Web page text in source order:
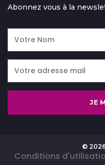
Abonnez vous à la
JE
©
Conditions